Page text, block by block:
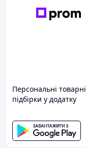
Персональні товарні
підбірки у додатку